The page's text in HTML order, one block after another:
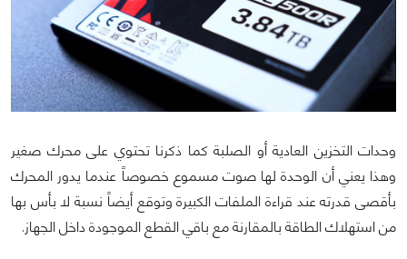
وحدات التخزين العادية أو الصلبة كما ذكرنا تحتوي على محرك صغير
وهذا يعني أن الوحدة لها صوت مسموع خصوصاً عندما يدور المحرك
بأقصى قدرته عند قراءة الملفات الكبيرة وتوقع أيضاً نسبة لا بأس بها
من استهلاك الطاقة بالمقارنة مع باقي القطع الموجودة داخل الجهاز.